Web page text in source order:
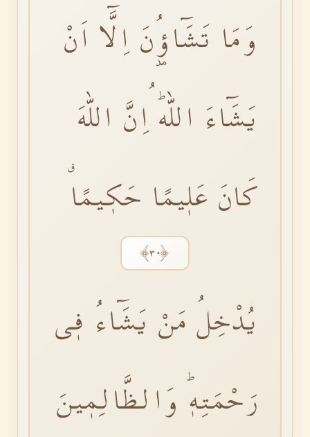
وَمَا تَشَٓاؤُ۫نَ اِلَّٓا اَنْ
يَشَٓاءَ اللّٰهُۜ اِنَّ اللّٰهَ
كَانَ عَلٖيمًا حَكٖيمًاۗ
﴿٣٠﴾
يُدْخِلُ مَنْ يَشَٓاءُ فٖى
رَحْمَتِهٖۜ وَالظَّالِمٖينَ